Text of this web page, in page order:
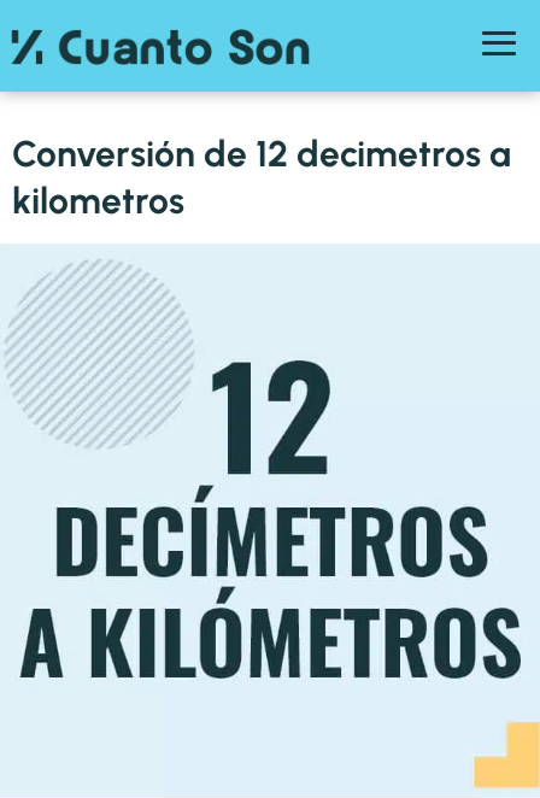
Conversión de 12 decimetros a
kilometros